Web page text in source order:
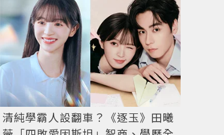
清純學霸人設翻車？《逐玉》田曦